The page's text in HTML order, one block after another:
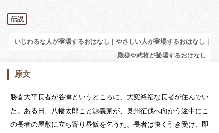
伝説
いじわるな人が登場するおはなし｜やさしい人が登場するおはなし｜
殿様や武将が登場するおはなし
原文
勝倉大平長者が谷津というところに、大変裕福な長者が住んでい
た。ある日、八幡太郎こと源義家が、奥州征伐へ向かう途中にこ
の長者の屋敷に立ち寄り昼飯を乞うた。長者は快く引き受け、即